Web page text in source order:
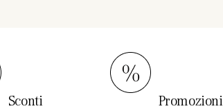
Sconti Promozioni